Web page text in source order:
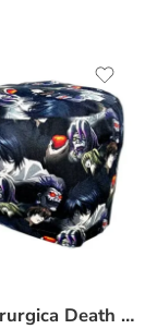
Cuffietta chirurgica Death Note